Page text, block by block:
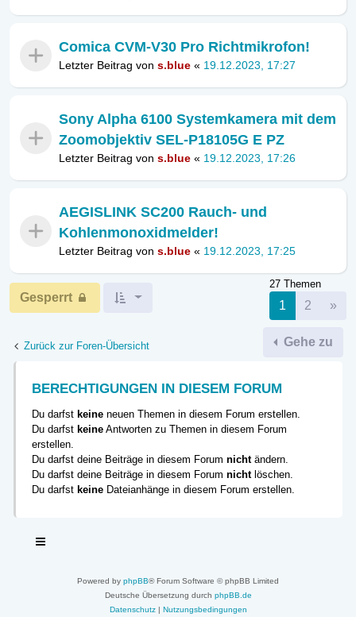
Comica CVM-V30 Pro Richtmikrofon!
Letzter Beitrag von s.blue « 19.12.2023, 17:27
Sony Alpha 6100 Systemkamera mit dem
Zoomobjektiv SEL-P18105G E PZ
Letzter Beitrag von s.blue « 19.12.2023, 17:26
AEGISLINK SC200 Rauch- und
Kohlenmonoxidmelder!
Letzter Beitrag von s.blue « 19.12.2023, 17:25
Gesperrt
27 Themen
1 2 »
Zurück zur Foren-Übersicht Gehe zu
BERECHTIGUNGEN IN DIESEM FORUM
Du darfst keine neuen Themen in diesem Forum erstellen.
Du darfst keine Antworten zu Themen in diesem Forum
erstellen.
Du darfst deine Beiträge in diesem Forum nichtändern.
Du darfst deine Beiträge in diesem Forum nichtlöschen.
Du darfst keine Dateianhänge in diesem Forum erstellen.
Powered by phpBB® Forum Software © phpBB Limited
Deutsche Übersetzung durch phpBB.de
Datenschutz| Nutzungsbedingungen